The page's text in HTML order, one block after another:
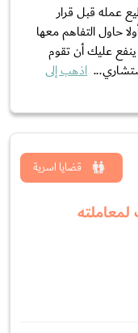
عمله قبل قرار
حاول التفاهم معها
ينفع عليك أن تقوم
اذهب إلى
قضايا اسرية